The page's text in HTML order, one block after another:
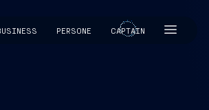
PERSONE CAPTAIN
CAPTAIN